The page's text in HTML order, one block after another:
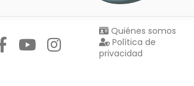
Quiénes somos
Política de
privacidad